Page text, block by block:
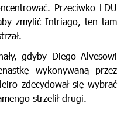
Przeciwko LDU
zmylić Intriago, ten tam
gdyby Diego Alvesowi
wykonywaną przez
zdecydował się wybrać
strzelił drugi.